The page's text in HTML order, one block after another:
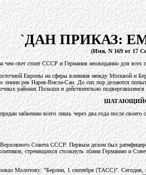
`ДАН ПРИКАЗ:
(Имя, N 169 от 17
свет стоит СССР и Германия неожиданно для всех
Европы на сферы влияния между Москвой и
рек Нарев-Висла-Сан. До сих пор делаются
районах Польши и действительно подвергавшимся
забвению всего лишь через два года после
Верховного Совета СССР. Первым делом был
стремящихся столкнуть лбами Германию и
Молотову: "Берлин, 1 сентября (ТАСС)".